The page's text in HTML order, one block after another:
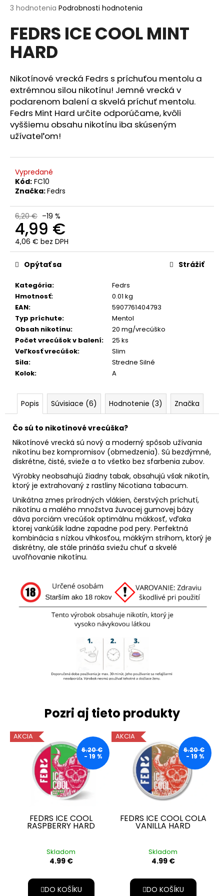
Priemerné
produktu
je
5,0
hviezdičiek.
3 hodnotenia Podrobnosti hodnotenia
FEDRS ICE COOL MINT
HARD
Nikotínové vrecká Fedrs s príchuťou mentolu a
extrémnou silou nikotínu! Jemné vrecká v
podarenom balení a skvelá príchuť mentolu.
Fedrs Mint Hard určite odporúčame, kvôli
vyššiemu obsahu nikotínu iba skúseným
užívateľom!
Vypredané
Kód: FC10
Značka:Fedrs
6,20 € –19 %
4,99 €
4,06 € bez DPH
Jednotková
cena:
Kategória:
Fedrs
Hmotnosť:
0.01 kg
EAN:
5907761404793
Typ príchute:
Mentol
Obsah nikotínu:
20 mg/vrecúško
Počet vrecúšok v balení:
25 ks
Veľkosť vrecúšok:
Slim
Sila:
Stredne Silné
Kolok: A
Opýtať sa Strážiť
Popis Súvisiace (6) Hodnotenie (3) Značka
Čo sú to nikotínové vrecúška?
Nikotínové vrecká sú nový a moderný spôsob užívania
nikotínu bez kompromisov (obmedzenia). Sú bezdýmné,
diskrétne, čisté, svieže a to všetko bez sfarbenia zubov.
Výrobky neobsahujú žiadny tabak, obsahujú však nikotín,
ktorý je extrahovaný z rastliny Nicotiana tabacum.
Unikátna zmes prírodných vlákien, čerstvých príchutí,
nikotínu a malého množstva žuvacej gumovej bázy
dáva porciám vrecúšok optimálnu mäkkosť, vďaka
ktorej vankúšik ladne zapadne pod pery. Perfektná
kombinácia s nízkou vlhkosťou, mäkkým strihom, ktorý je
diskrétny, ale stále prináša sviežu chuť a skvelé
uvoľňovanie nikotínu.
Pozri aj tieto produkty
AKCIA
6.20 €
- 19 %
FEDRS ICE COOL
RASPBERRY HARD
Skladom
4.99 €
DO KOŠÍKU
AKCIA
6.20 €
- 19 %
FEDRS ICE COOL COLA
VANILLA HARD
Skladom
4.99 €
DO KOŠÍKU
á
j
s
ť
HĽADAŤ
O
d
p
o
ú
a
m
PABLO
SUPER
MINI
RED
5,50
€